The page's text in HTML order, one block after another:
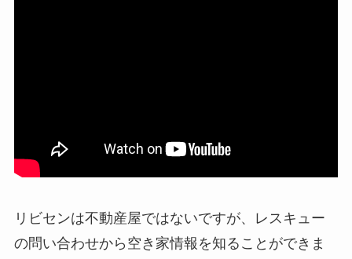
リビセンは不動産屋ではないですが、レスキュー
の問い合わせから空き家情報を知ることができま